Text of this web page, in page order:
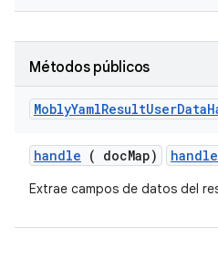
Métodos públicos
MoblyYamlResultUserData
handle ( docMap) handle
Extrae campos de datos del